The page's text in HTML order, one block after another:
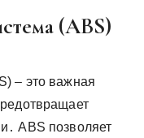
(ABS)
– это важная
ABS позволяет